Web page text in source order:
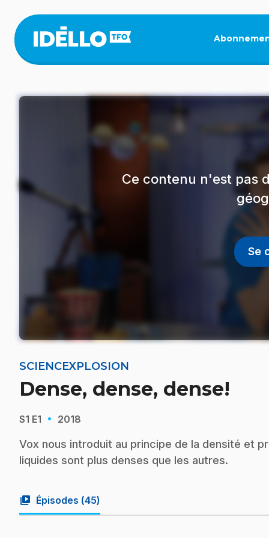
contenu
principal
Ce contenu n'est pas
Se
SCIENCEXPLOSION
Dense, dense, dense!
S1 E1 · 2018
Vox nous introduit au principe de la densité et
liquides sont plus denses que les autres.
video_library Épisodes (45)